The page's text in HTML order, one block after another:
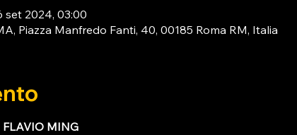
set 2024, 03:00
Piazza Manfredo Fanti, 40, 00185 Roma RM, Italia
MING